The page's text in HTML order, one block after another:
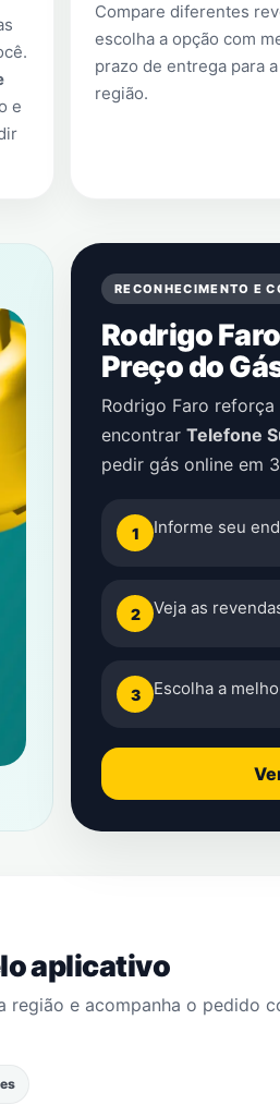
e
Compare diferentes
escolha a opção com
prazo de entrega para
região.
RECONHECIMENTO E
Rodrigo
Preço do
Rodrigo Faro
encontrar Telefone
pedir gás online em
1 Informe seu
2 Veja as
3 Escolha a
aplicativo
e acompanha o pedido